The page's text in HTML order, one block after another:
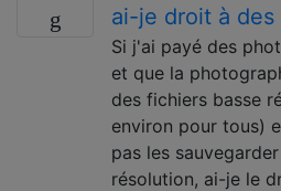
ai-je droit à des
Si j'ai payé des
et que la
des fichiers basse
environ pour tous)
pas les
résolution, ai-je le